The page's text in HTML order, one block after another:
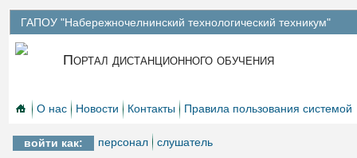
ГАПОУ "Набережночелнинский технологический техникум"
Портал дистанционного обучения
О нас Новости Контакты Правила пользования системой
войти как: персонал слушатель